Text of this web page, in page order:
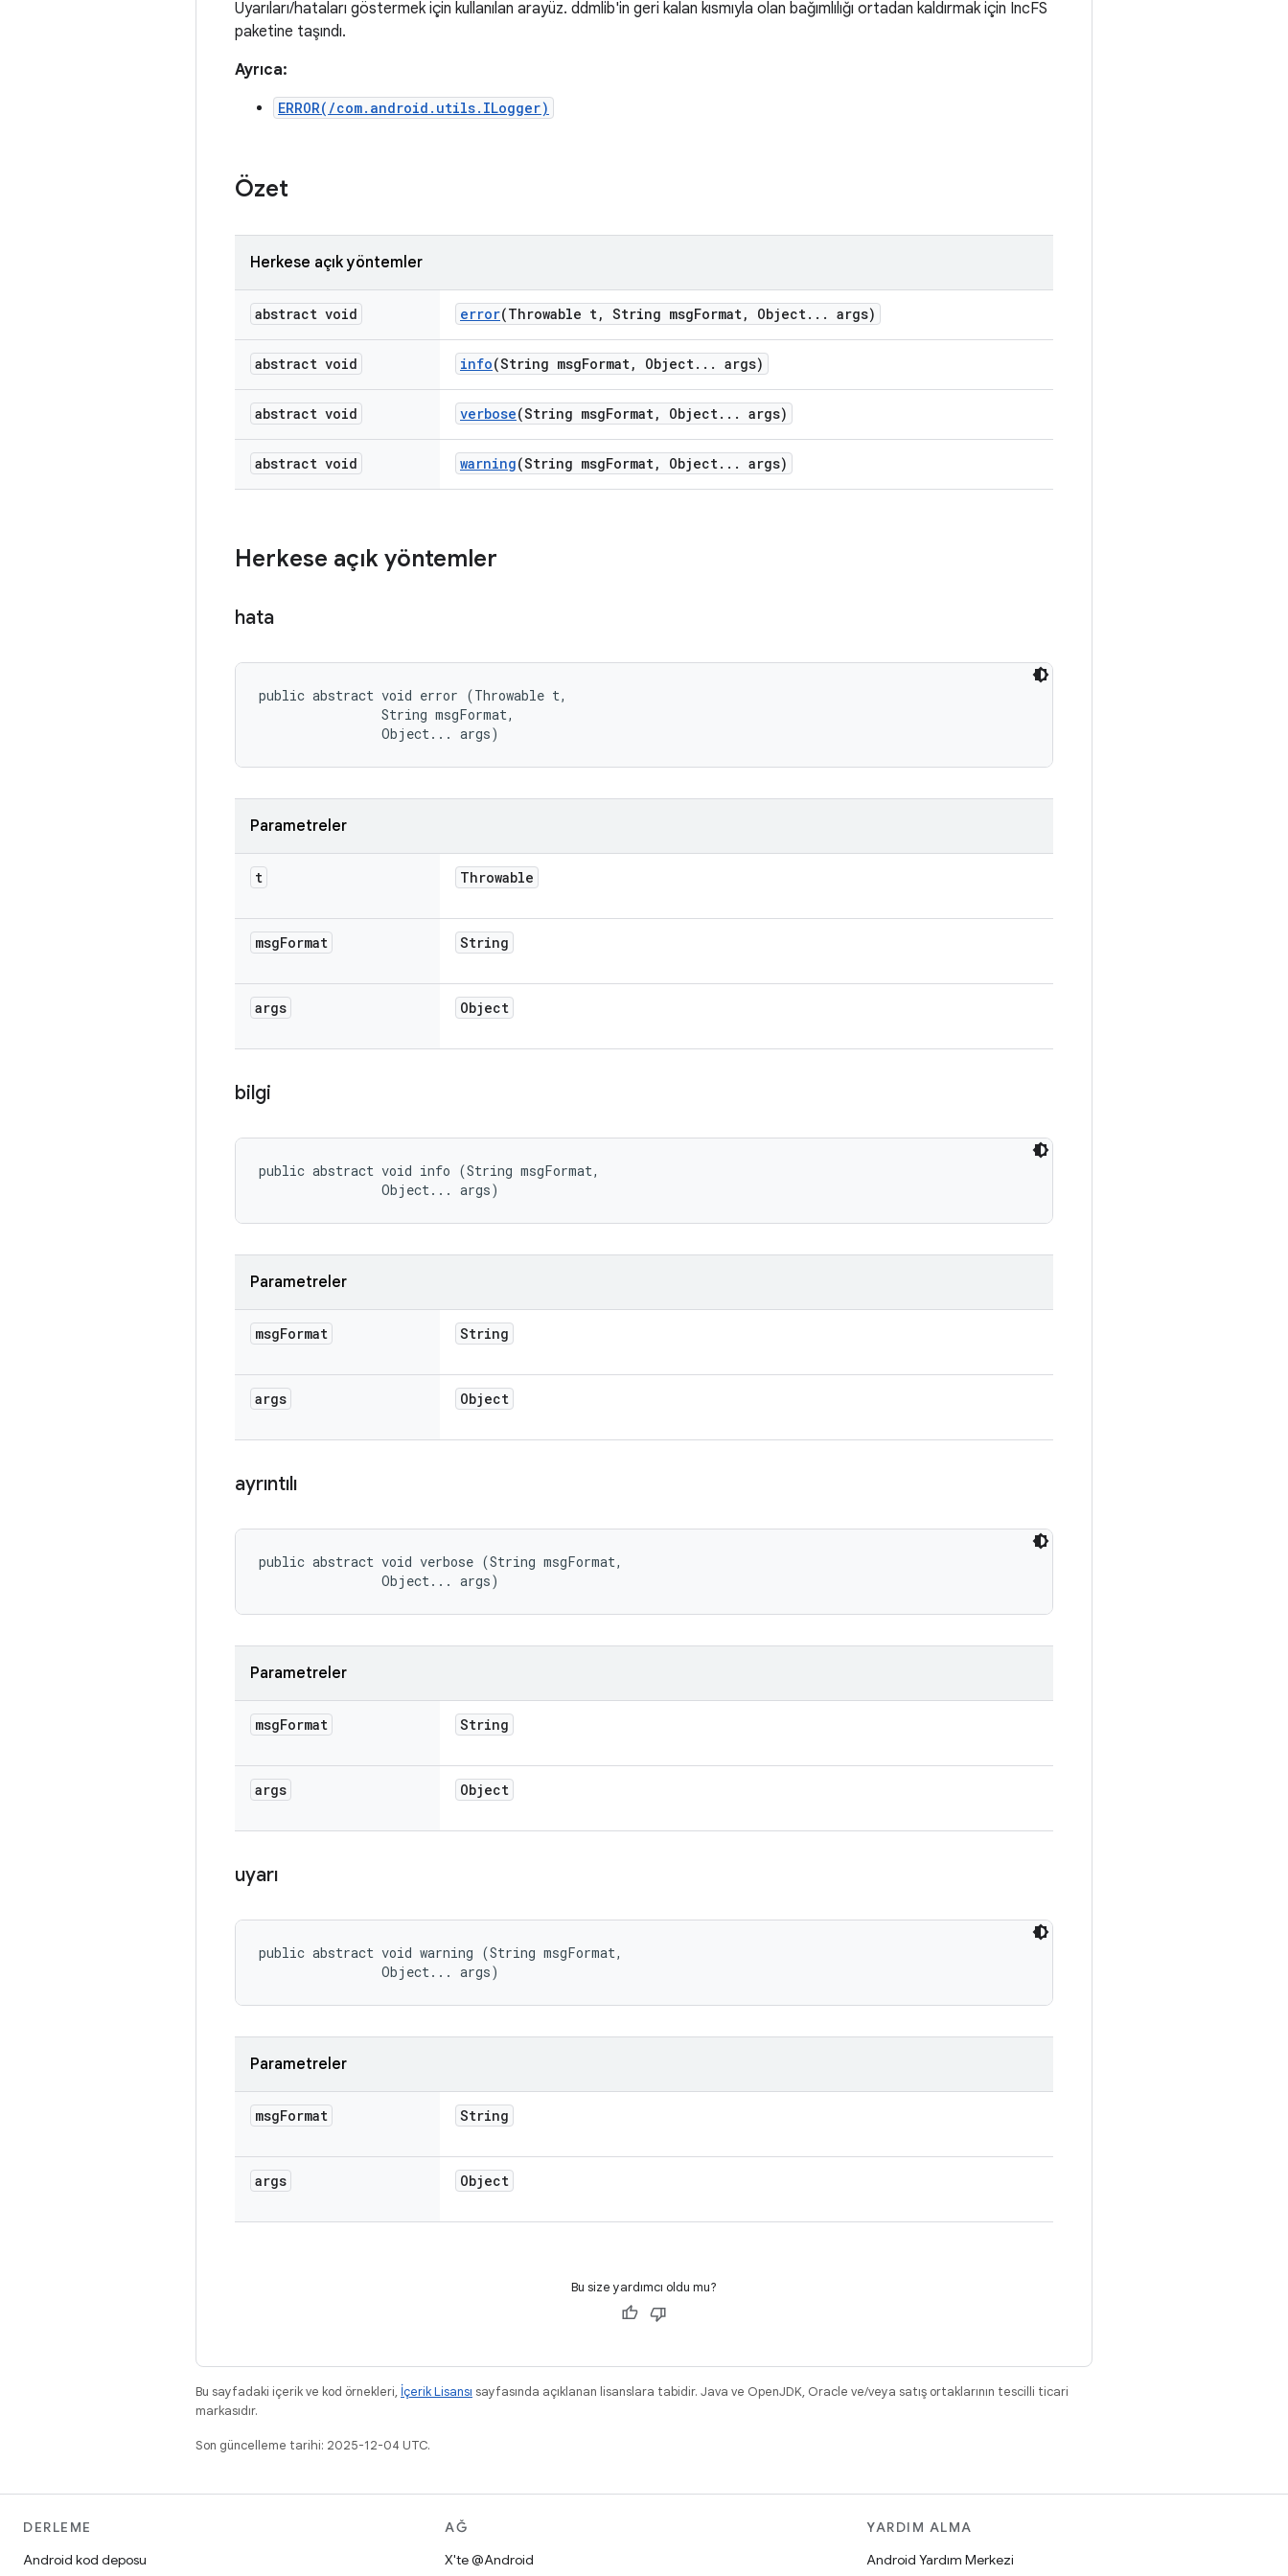
Uyarıları/hataları göstermek için kullanılan arayüz. ddmlib'in geri kalan kısmıyla olan bağımlılığı ortadan kaldırmak için IncFS
paketine taşındı.
Ayrıca:
ERROR(/com.android.utils.ILogger)
Özet
Herkese açık yöntemler
abstract void error(Throwable t, String msgFormat, Object. . . args)
abstract void info(String msgFormat, Object. . . args)
abstract void verbose(String msgFormat, Object. . . args)
abstract void warning(String msgFormat, Object. . . args)
Herkese açık yöntemler
hata
public abstract void error (Throwable t,
                String msgFormat,
                Object... args)
Parametreler
t Throwable
msgFormat String
args Object
bilgi
public abstract void info (String msgFormat,
                Object... args)
Parametreler
msgFormat String
args Object
ayrıntılı
public abstract void verbose (String msgFormat,
                Object... args)
Parametreler
msgFormat String
args Object
uyarı
public abstract void warning (String msgFormat,
                Object... args)
Parametreler
msgFormat String
args Object
Bu size yardımcı oldu mu?
Bu sayfadaki içerik ve kod örnekleri, İçerik Lisansı sayfasında açıklanan lisanslara tabidir. Java ve OpenJDK, Oracle ve/veya satış ortaklarının tescilli ticari
markasıdır.
Son güncelleme tarihi: 2025-12-04 UTC.
DERLEME
Android kod deposu
AĞ
X'te @Android
YARDIM ALMA
Android Yardım Merkezi